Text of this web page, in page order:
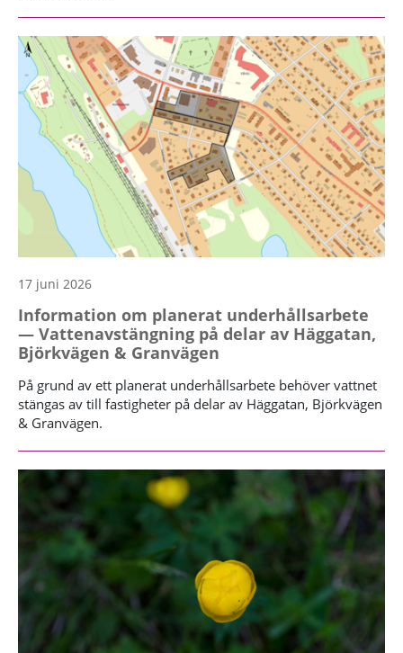
17 juni 2026
Information om planerat underhållsarbete
— Vattenavstängning på delar av Häggatan,
Björkvägen & Granvägen
På grund av ett planerat underhållsarbete behöver vattnet
stängas av till fastigheter på delar av Häggatan, Björkvägen
& Granvägen.